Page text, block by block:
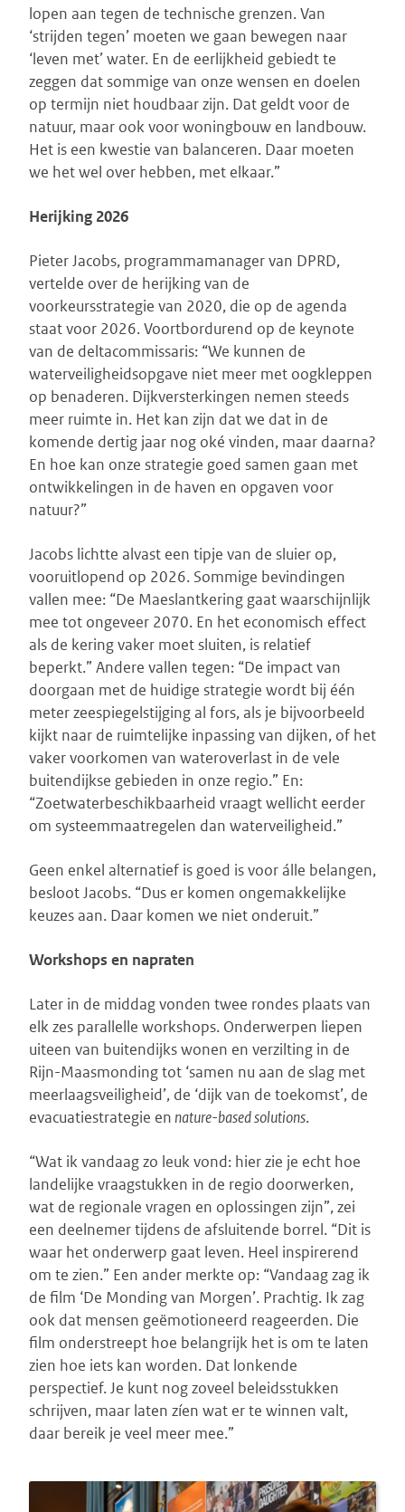
lopen aan tegen de technische grenzen. Van
‘strijden tegen’ moeten we gaan bewegen naar
‘leven met’ water. En de eerlijkheid gebiedt te
zeggen dat sommige van onze wensen en doelen
op termijn niet houdbaar zijn. Dat geldt voor de
natuur, maar ook voor woningbouw en landbouw.
Het is een kwestie van balanceren. Daar moeten
we het wel over hebben, met elkaar.”
Herijking 2026
Pieter Jacobs, programmamanager van DPRD,
vertelde over de herijking van de
voorkeursstrategie van 2020, die op de agenda
staat voor 2026. Voortbordurend op de keynote
van de deltacommissaris: “We kunnen de
waterveiligheidsopgave niet meer met oogkleppen
op benaderen. Dijkversterkingen nemen steeds
meer ruimte in. Het kan zijn dat we dat in de
komende dertig jaar nog oké vinden, maar daarna?
En hoe kan onze strategie goed samen gaan met
ontwikkelingen in de haven en opgaven voor
natuur?”
Jacobs lichtte alvast een tipje van de sluier op,
vooruitlopend op 2026. Sommige bevindingen
vallen mee: “De Maeslantkering gaat waarschijnlijk
mee tot ongeveer 2070. En het economisch effect
als de kering vaker moet sluiten, is relatief
beperkt.” Andere vallen tegen: “De impact van
doorgaan met de huidige strategie wordt bij één
meter zeespiegelstijging al fors, als je bijvoorbeeld
kijkt naar de ruimtelijke inpassing van dijken, of het
vaker voorkomen van wateroverlast in de vele
buitendijkse gebieden in onze regio.” En:
“Zoetwaterbeschikbaarheid vraagt wellicht eerder
om systeemmaatregelen dan waterveiligheid.”
Geen enkel alternatief is goed is voor álle belangen,
besloot Jacobs. “Dus er komen ongemakkelijke
keuzes aan. Daar komen we niet onderuit.”
Workshops en napraten
Later in de middag vonden twee rondes plaats van
elk zes parallelle workshops. Onderwerpen liepen
uiteen van buitendijks wonen en verzilting in de
Rijn-Maasmonding tot ‘samen nu aan de slag met
meerlaagsveiligheid’, de ‘dijk van de toekomst’, de
evacuatiestrategie en nature-based solutions.
“Wat ik vandaag zo leuk vond: hier zie je echt hoe
landelijke vraagstukken in de regio doorwerken,
wat de regionale vragen en oplossingen zijn”, zei
een deelnemer tijdens de afsluitende borrel. “Dit is
waar het onderwerp gaat leven. Heel inspirerend
om te zien.” Een ander merkte op: “Vandaag zag ik
de film ‘De Monding van Morgen’. Prachtig. Ik zag
ook dat mensen geëmotioneerd reageerden. Die
film onderstreept hoe belangrijk het is om te laten
zien hoe iets kan worden. Dat lonkende
perspectief. Je kunt nog zoveel beleidsstukken
schrijven, maar laten zíen wat er te winnen valt,
daar bereik je veel meer mee.”